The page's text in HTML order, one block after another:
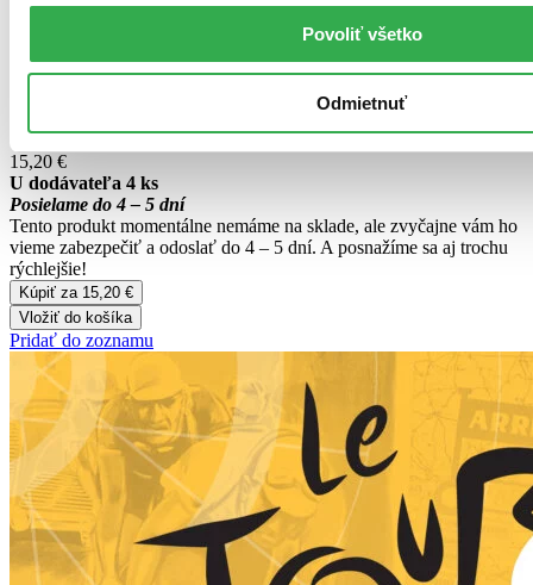
Povoliť všetko
Odmietnuť
Quercus, 2020
15,20 €
U dodávateľa 4 ks
Posielame do 4 – 5 dní
Tento produkt momentálne nemáme na sklade, ale zvyčajne vám ho
vieme zabezpečiť a odoslať do 4 – 5 dní. A posnažíme sa aj trochu
rýchlejšie!
Kúpiť za 15,20 €
Vložiť do košíka
Pridať do zoznamu